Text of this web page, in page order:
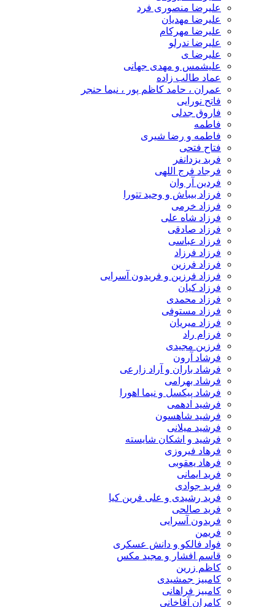
علیرضا منصوری فرد
علیرضا مهدیان
علیرضا مهرکام
علیرضا ندرلو
علیرضا ی
علیشمس و مهدی جهانی
عماد طالب زاده
عمران ، حامد کاظم پور ، نیما حنجر
فاتح نورایی
فاروق جدلی
فاطمه
فاطمه و رضا شیری
فتاح فتحی
فربد یزدانفر
فرجاد فرج اللهی
فردین آر وان
فرزاد بیباش و وحید تتورا
فرزاد خرمی
فرزاد شاه علی
فرزاد صادقی
فرزاد عباسی
فرزاد فرزاد
فرزاد فرزین
فرزاد فرزین و فریدون آسرایی
فرزاد کیان
فرزاد محمدی
فرزاد مستوفی
فرزاد میریان
فرزام راد
فرزین مجیدی
فرشاد آرون
فرشاد باران و آراد زارعی
فرشاد بهرامی
فرشاد پیکسل و نیما اهورا
فرشید ادهمی
فرشید شاهسون
فرشید میلانی
فرشید و اشکان شایسته
فرهاد فیروزی
فرهاد یعقوبی
فرید ایمانی
فرید جوادی
فرید رشیدی و علی فرین کیا
فرید صالحی
فریدون آسرایی
فریمن
فواد فالکو و دانش عسکری
قاسم افشار و مجید مکس
کاظم زرین
کامبیز جمشیدی
کامبیز فراهانی
کامران آقاخانی